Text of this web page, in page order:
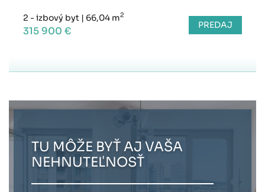
2 - izbový byt | 66,04 m2
315 900 € PREDAJ
TU MÔŽE BYŤ AJ VAŠA
NEHNUTEĽNOSŤ